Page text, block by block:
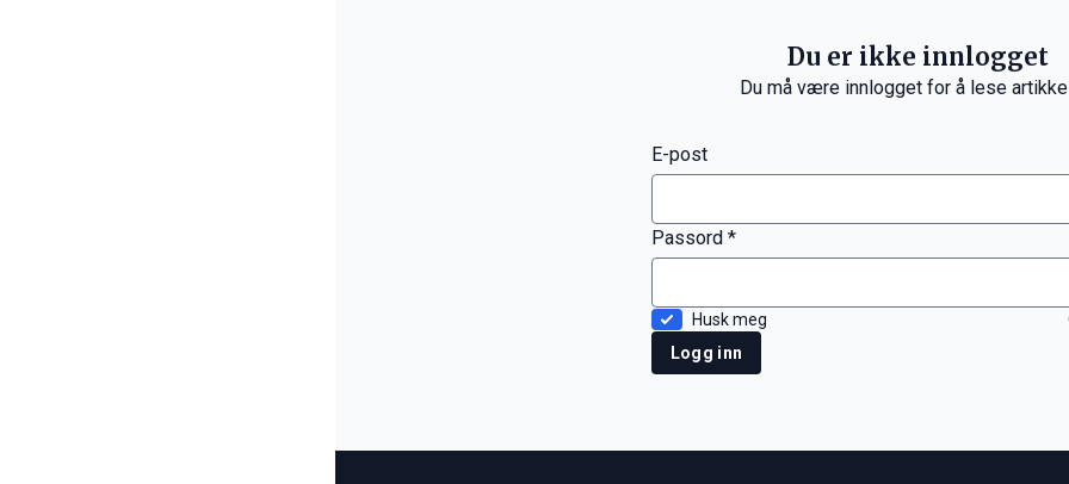
Du er ikke innlogget
Du må være innlogget for å lese
E-post
Passord *
Husk meg
Logg inn